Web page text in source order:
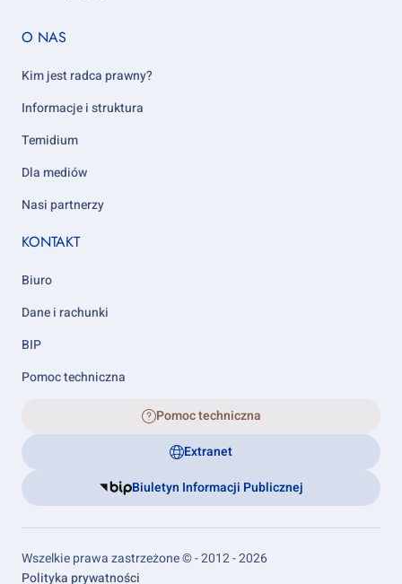
Footer
5
O NAS
Kim jest radca prawny?
Informacje i struktura
Temidium
Dla mediów
Nasi partnerzy
KONTAKT
Biuro
Dane i rachunki
BIP
Pomoc techniczna
Pomoc techniczna
Extranet
Biuletyn Informacji Publicznej
Wszelkie prawa zastrzeżone © - 2012 - 2026
Footer
Polityka prywatności